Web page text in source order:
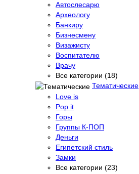
Автослесарю
Археологу
Банкиру
Бизнесмену
Визажисту
Воспитателю
Врачу
Все категории (18)
Тематические
Love is
Pop it
Горы
Группы К-ПОП
Деньги
Египетский стиль
Замки
Все категории (23)